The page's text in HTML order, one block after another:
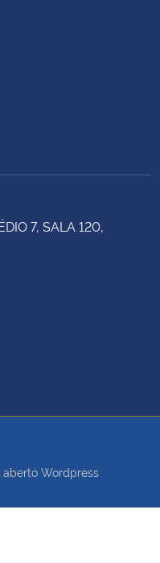
7, SALA 120,
aberto Wordpress